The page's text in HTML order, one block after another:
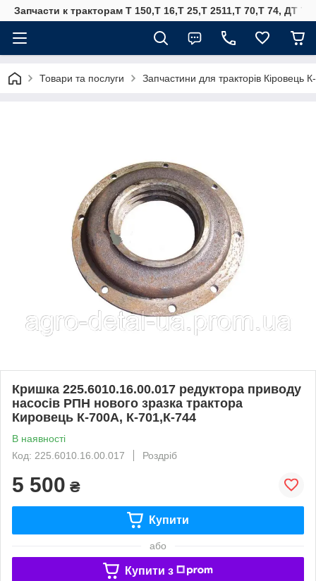
Запчасти к тракторам Т 150,Т 16,Т 25,Т 2511,Т 70,Т 74, ДТ
Товари та послуги Запчастини для тракторів Кіровець
Кришка 225.6010.16.00.017 редуктора приводу
насосів РПН нового зразка трактора
Кировець К-700А, К-701,К-744
В наявності
Код: 225.6010.16.00.017
Роздріб
5 500 ₴
Купити
або
Купити з